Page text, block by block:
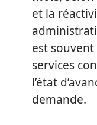
et la
est
services
l’état
demande.